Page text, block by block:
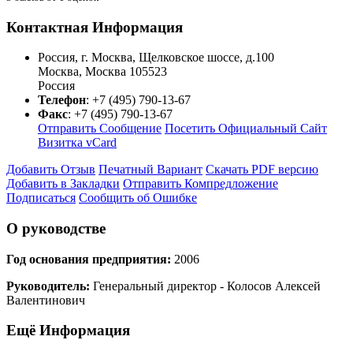
Контактная Информация
Россия, г. Москва, Щелковское шоссе, д.100
Москва, Москва 105523
Россия
Телефон: +7 (495) 790-13-67
Факс: +7 (495) 790-13-67
Отправить Сообщение Посетить Официальный Сайт
Визитка vCard
Добавить Отзыв Печатный Вариант Скачать PDF версию
Добавить в Закладки Отправить Компредложение
Подписаться Сообщить об Ошибке
О руководстве
Год основания предприятия: 2006
Руководитель: Генеральный директор - Колосов Алексей
Валентинович
Ещё Информация